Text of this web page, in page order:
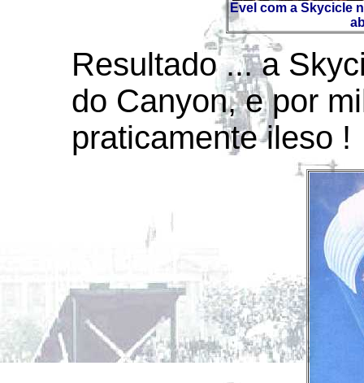
Evel com a Skycicle
Resultado ... a
do Canyon, e por
praticamente ileso !